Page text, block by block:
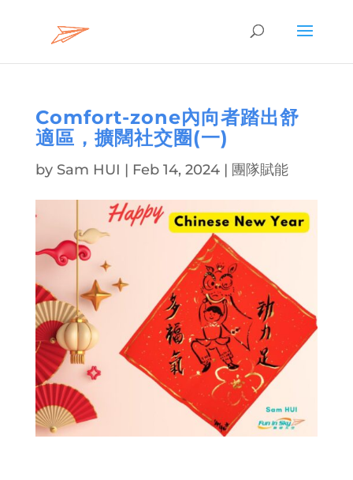
Comfort-zone內向者踏出舒
適區，擴闊社交圈(一)
by Sam HUI | Feb 14, 2024| 團隊賦能